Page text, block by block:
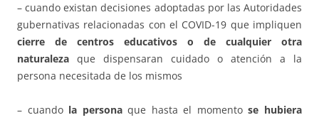
– cuando existan decisiones adoptadas por las Autoridades
gubernativas relacionadas con el COVID-19 que impliquen
cierre de centros educativos o de cualquier otra
naturaleza que dispensaran cuidado o atención a la
persona necesitada de los mismos
– cuando la personaque hasta el momentose hubiera